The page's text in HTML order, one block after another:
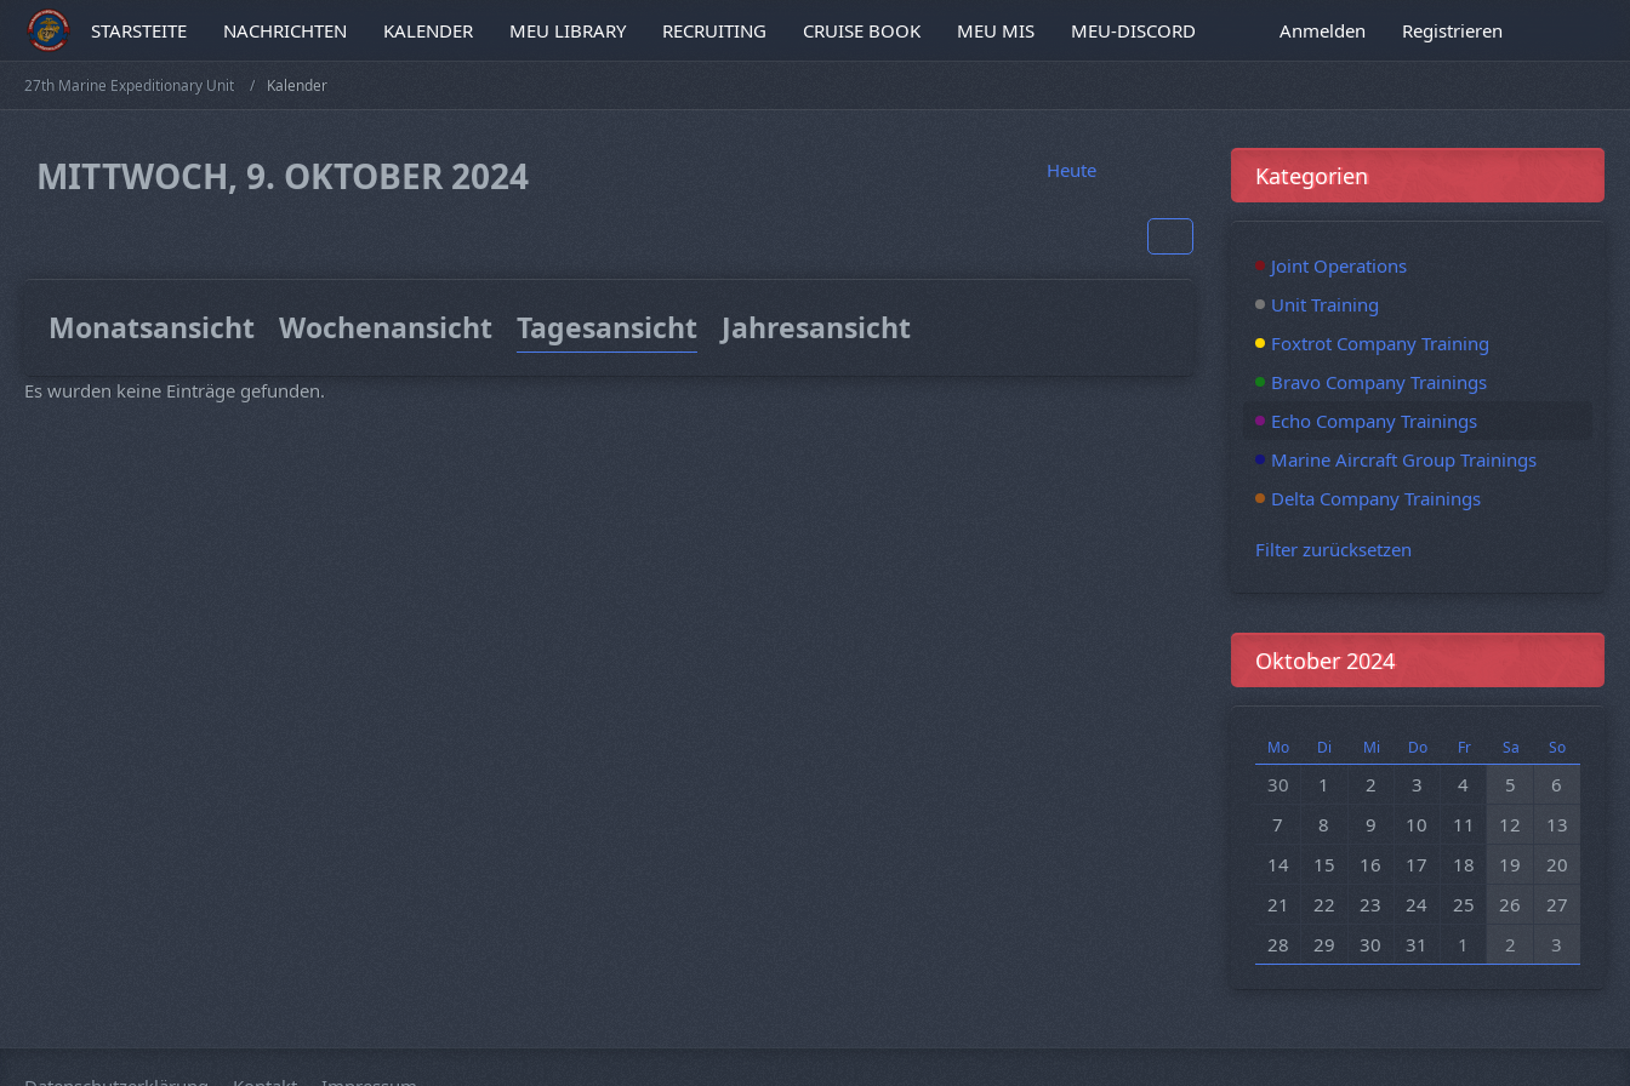
STARSTEITE NACHRICHTEN KALENDER MEU LIBRARY RECRUITING CRUISE BOOK MEU MIS MEU-DISCORD Anmelden Registrieren
27th Marine Expeditionary Unit Kalender
MITTWOCH, 9. OKTOBER 2024 Heute
Monatsansicht Wochenansicht Tagesansicht Jahresansicht
Es wurden keine Einträge gefunden.
Kategorien
Joint Operations
Unit Training
Foxtrot Company Training
Bravo Company Trainings
Echo Company Trainings
Marine Aircraft Group Trainings
Delta Company Trainings
Filter zurücksetzen
Oktober 2024
Mo Di Mi Do Fr Sa So
30 1 2 3 4 5
6
7
8 9 10 11 12
13
14
15 16 17 18 19
20
21
22 23 24 25 26
27
28
29 30 31 1 2 3